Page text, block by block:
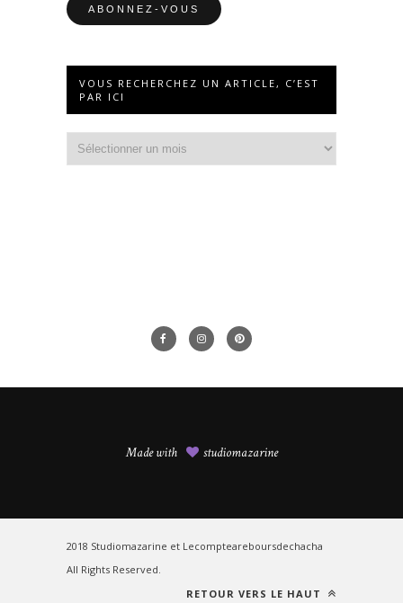
mail
VOUS RECHERCHEZ UN ARTICLE, C’EST
PAR ICI
Vous
recherchez
Made with studiomazarine
2018 Studiomazarine et Lecompteareboursdechacha
All Rights Reserved.
RETOUR VERS LE HAUT